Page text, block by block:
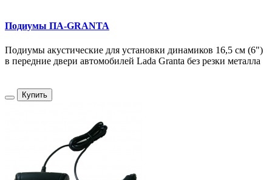
Подиумы ПА-GRANTA
Подиумы акустические для установки динамиков 16,5 см (6")
в передние двери автомобилей Lada Granta без резки металла
Купить